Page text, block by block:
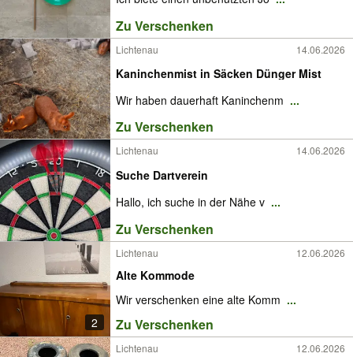
Zu Verschenken
Lichtenau 14.06.2026
Kaninchenmist in Säcken Dünger Mist
Wir haben dauerhaft Kaninchenm ...
Zu Verschenken
Lichtenau 14.06.2026
Suche Dartverein
Hallo, ich suche in der Nähe v ...
Zu Verschenken
2
Lichtenau 12.06.2026
Alte Kommode
Wir verschenken eine alte Komm ...
Zu Verschenken
Lichtenau 12.06.2026